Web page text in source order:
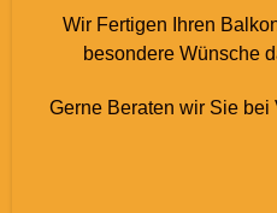
Wir Fertigen Ihren
besondere Wünsche
Gerne Beraten wir Sie bei